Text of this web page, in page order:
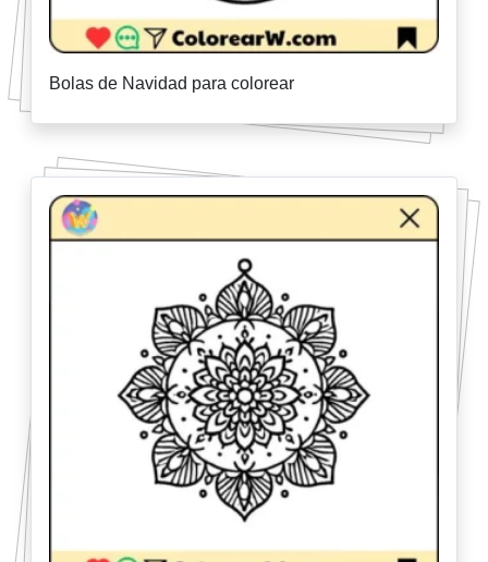
Bolas de Navidad para colorear